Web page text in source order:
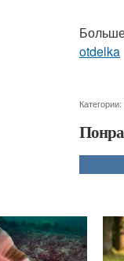
otdelka
Категории: